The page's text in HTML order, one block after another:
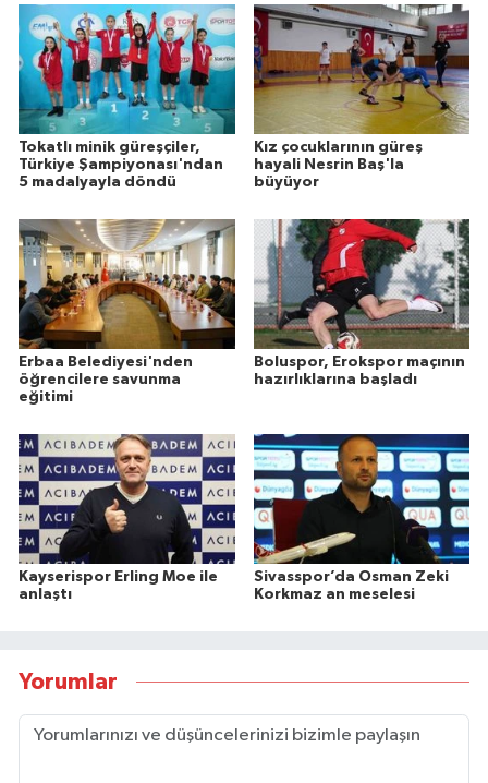
Tokatlı minik güreşçiler,
Türkiye Şampiyonası'ndan
5 madalyayla döndü
Kız çocuklarının güreş
hayali Nesrin Baş'la
büyüyor
Erbaa Belediyesi'nden
öğrencilere savunma
eğitimi
Boluspor, Erokspor maçının
hazırlıklarına başladı
Kayserispor Erling Moe ile
anlaştı
Sivasspor’da Osman Zeki
Korkmaz an meselesi
Yorumlar